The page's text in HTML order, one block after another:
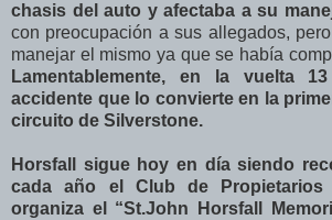
chasis del auto y afectaba a su
con preocupación a sus allegados,
manejar el mismo ya que se había
Lamentablemente, en la vuelta
accidente que lo convierte en la
circuito de Silverstone.
Horsfall sigue hoy en día siendo
cada año el Club de Propietarios
organiza el “St.John Horsfall